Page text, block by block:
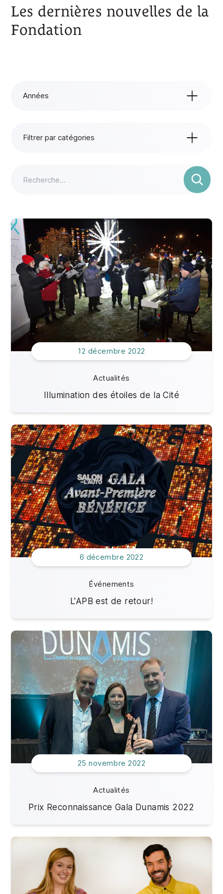
Les dernières nouvelles de la
Fondation
Années
2026
2024
2022
2021
2020
2019
Filtrer par catégories
Actualités
Impact de vos dons
Offres d'emploi
12 décembre 2022
Actualités
Illumination des étoiles de la Cité
6 décembre 2022
Événements
L'APB est de retour!
25 novembre 2022
Actualités
Prix Reconnaissance Gala Dunamis 2022